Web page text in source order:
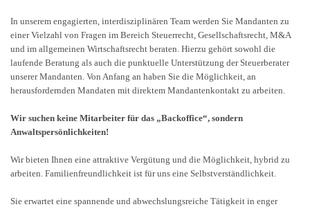
In unserem engagierten, interdisziplinären Team werden Sie Mandanten zu
einer Vielzahl von Fragen im Bereich Steuerrecht, Gesellschaftsrecht, M&A
und im allgemeinen Wirtschaftsrecht beraten. Hierzu gehört sowohl die
laufende Beratung als auch die punktuelle Unterstützung der Steuerberater
unserer Mandanten. Von Anfang an haben Sie die Möglichkeit, an
herausfordernden Mandaten mit direktem Mandantenkontakt zu arbeiten.
Wir suchen keine Mitarbeiter für das „Backoffice“, sondern
Anwaltspersönlichkeiten!
Wir bieten Ihnen eine attraktive Vergütung und die Möglichkeit, hybrid zu
arbeiten. Familienfreundlichkeit ist für uns eine Selbstverständlichkeit.
Sie erwartet eine spannende und abwechslungsreiche Tätigkeit in enger